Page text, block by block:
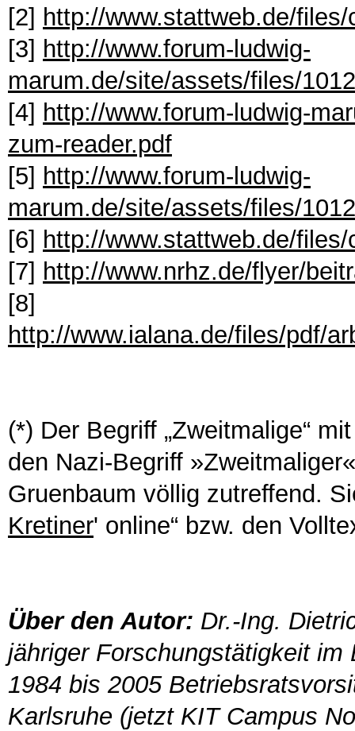
[2] http://www.stattweb.de/
[3] http://www.forum-ludwig-
marum.de/site/assets/files/
[4] http://www.forum-ludwig-
zum-reader.pdf
[5] http://www.forum-ludwig-
marum.de/site/assets/files/
[6] http://www.stattweb.de/
[7] http://www.nrhz.de/flyer/
[8]
http://www.ialana.de/files/pdf/
(*) Der Begriff „Zweitmalige“
den Nazi-Begriff
Gruenbaum völlig zutreffend.
Kretiner' online“ bzw. den
Über den Autor: Dr.-Ing.
jähriger Forschungstätigkeit
1984 bis 2005
Karlsruhe (jetzt KIT Campus